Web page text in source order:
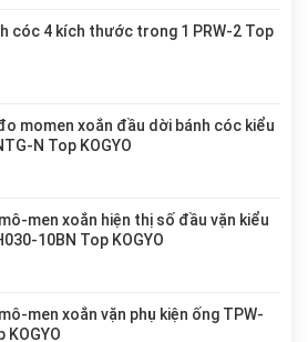
cóc 4 kích thước trong 1 PRW-2 Top
momen xoắn đầu dời bánh cóc kiểu
N Top KOGYO
men xoắn hiện thị số đầu vặn kiểu
10BN Top KOGYO
men xoắn vặn phụ kiện ống TPW-
KOGYO